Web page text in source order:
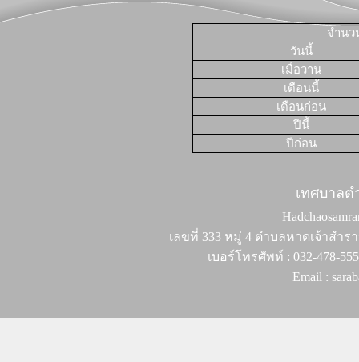
จำนว
วันนี้
เมื่อวาน
เดือนนี้
เดือนก่อน
ปีนี้
ปีก่อน
เทศบาล
เลขที่ 333 หมู่ 4 ตำบลหาดเจ้าสำร
เบอร์โทรศัพท์ : 032-478-
Email :